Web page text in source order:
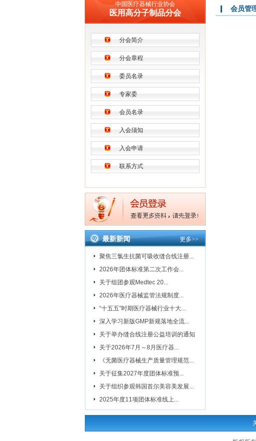
中国医疗器械行业协会
医用高分子制品分会
分会简介
分会章程
委员名录
专家委
会员名录
入会须知
入会申请
联系方式
最新新闻 更多>>
聚焦三氯生抗菌可吸收缝合线注册...
2026年团体标准第二次工作会...
关于组团参观Medtec 20...
2026年医疗器械监管法规制度...
“十五五”时期医疗器械行业十大...
深入学习新版GMP新规落地全流...
关于举办缝合线注册公益培训的通知
关于2026年7月～8月医疗器...
《无菌医疗器械生产质量管理规范...
关于征集2027年度团体标准预...
关于组织参观韩国首尔美容美发展...
2025年度11项团体标准线上...
会员管